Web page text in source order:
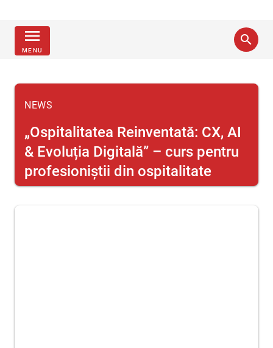
menu
MENU
search
NEWS
„Ospitalitatea Reinventată: CX, AI
& Evoluția Digitală” – curs pentru
profesioniștii din ospitalitate